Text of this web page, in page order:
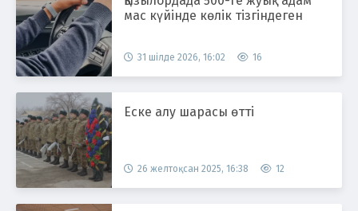
мас күйінде көлік тізгіндеген
31 шілде 2026, 16:02 16
Еске алу шарасы өтті
26 желтоқсан 2025, 16:38 12